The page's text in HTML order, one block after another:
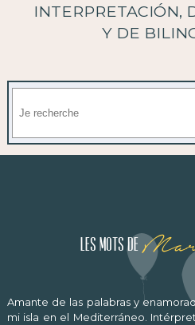
INTERPRETACIÓN,
Y DE
Les mots de
Amante de las palabras y
mi isla en el Mediterráneo.